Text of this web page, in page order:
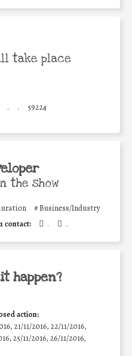
take place
. . 59224
the show
#Business/Industry
contact:
. .
happen?
action:
21/11/2016, 22/11/2016,
25/11/2016, 26/11/2016,